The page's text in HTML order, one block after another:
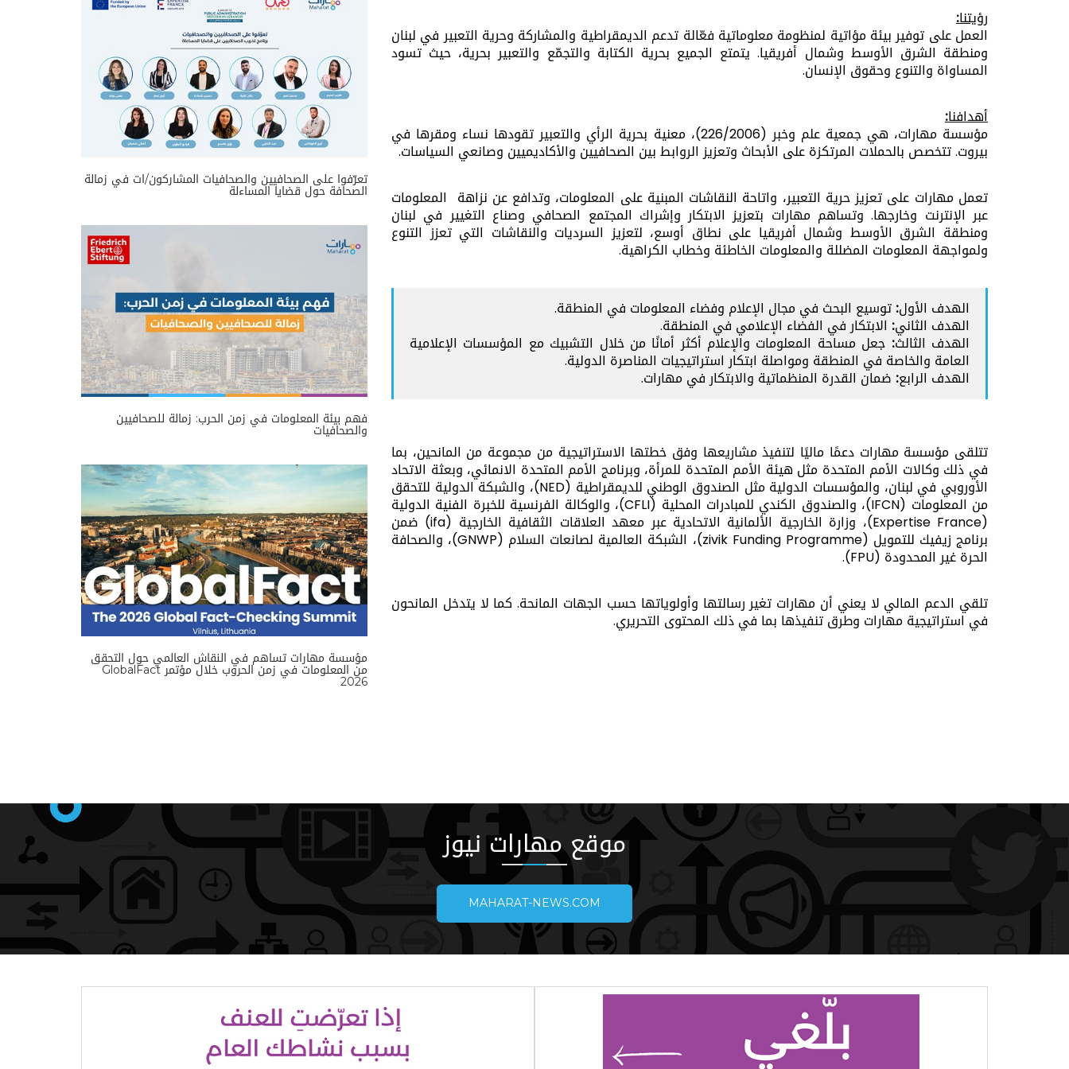
رؤيتنا:
العمل على توفير بيئة مؤاتية لمنظومة معلوماتية فعّالة تدعم الديمقراطية والمشاركة وحرية التعبير في لبنان
ومنطقة الشرق الأوسط وشمال أفريقيا. يتمتع الجميع بحرية الكتابة والتجمّع والتعبير بحرية، حيث تسود
المساواة والتنوع وحقوق الإنسان.
أهدافنا:
مؤسسة مهارات، هي جمعية علم وخبر (226/2006)، معنية بحرية الرأي والتعبير تقودها نساء ومقرها في
بيروت. تتخصص بالحملات المرتكزة على الأبحاث وتعزيز الروابط بين الصحافيين والأكاديميين وصانعي السياسات.
تعمل مهارات على تعزيز حرية التعبير، واتاحة النقاشات المبنية على المعلومات، وتدافع عن نزاهة المعلومات
عبر الإنترنت وخارجها. وتساهم مهارات بتعزيز الابتكار وإشراك المجتمع الصحافي وصناع التغيير في لبنان
ومنطقة الشرق الأوسط وشمال أفريقيا على نطاق أوسع، لتعزيز السرديات والنقاشات التي تعزز التنوع
ولمواجهة المعلومات المضللة والمعلومات الخاطئة وخطاب الكراهية.
الهدف الأول:توسيع البحث في مجال الإعلام وفضاء المعلومات في المنطقة.
الهدف الثاني: الابتكار في الفضاء الإعلامي في المنطقة.
الهدف الثالث: جعل مساحة المعلومات والإعلام أكثر أمانًا من خلال التشبيك مع المؤسسات الإعلامية
العامة والخاصة في المنطقة ومواصلة ابتكار استراتيجيات المناصرة الدولية.
الهدف الرابع: ضمان القدرة المنظماتية والابتكار في مهارات.
تتلقى مؤسسة مهارات دعمًا ماليًا لتنفيذ مشاريعها وفق خطتها الاستراتيجية من مجموعة من المانحين، بما
في ذلك وكالات الأمم المتحدة مثل هيئة الأمم المتحدة للمرأة، وبرنامج الأمم المتحدة الانمائي، وبعثة الاتحاد
الأوروبي في لبنان، والمؤسسات الدولية مثل الصندوق الوطني للديمقراطية (NED)، والشبكة الدولية للتحقق
من المعلومات (IFCN)، والصندوق الكندي للمبادرات المحلية (CFLI)، والوكالة الفرنسية للخبرة الفنية الدولية
(Expertise France)، وزارة الخارجية الألمانية الاتحادية عبر معهد العلاقات الثقافية الخارجية (ifa) ضمن
برنامج زيفيك للتمويل (zivik Funding Programme)، الشبكة العالمية لصانعات السلام (GNWP)، والصحافة
الحرة غير المحدودة (FPU).
تلقي الدعم المالي لا يعني أن مهارات تغير رسالتها وأولوياتها حسب الجهات المانحة. كما لا يتدخل المانحون
في استراتيجية مهارات وطرق تنفيذها بما في ذلك المحتوى التحريري.
تعرّفوا على الصحافيين والصحافيات المشاركون/ات في زمالة
الصحافة حول قضايا المساءلة
فهم بيئة المعلومات في زمن الحرب: زمالة للصحافيين
والصحافيات
مؤسسة مهارات تساهم في النقاش العالمي حول التحقق
من المعلومات في زمن الحروب خلال مؤتمر GlobalFact
2026
موقع مهارات نيوز
MAHARAT-NEWS.COM